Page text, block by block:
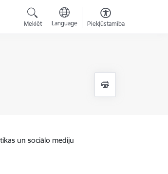
Meklēt Language Piekļūstamība
un sociālo mediju